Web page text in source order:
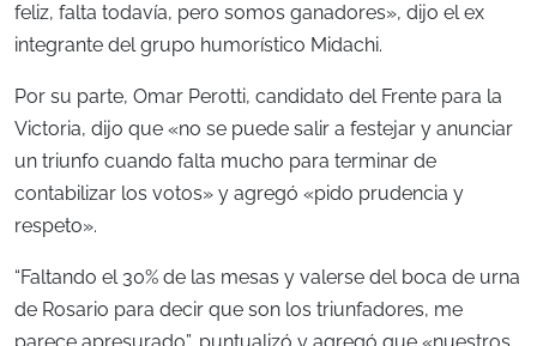
feliz, falta todavía, pero somos ganadores», dijo el ex
integrante del grupo humorístico Midachi.
Por su parte, Omar Perotti, candidato del Frente para la
Victoria, dijo que «no se puede salir a festejar y anunciar
un triunfo cuando falta mucho para terminar de
contabilizar los votos» y agregó «pido prudencia y
respeto».
“Faltando el 30% de las mesas y valerse del boca de urna
de Rosario para decir que son los triunfadores, me